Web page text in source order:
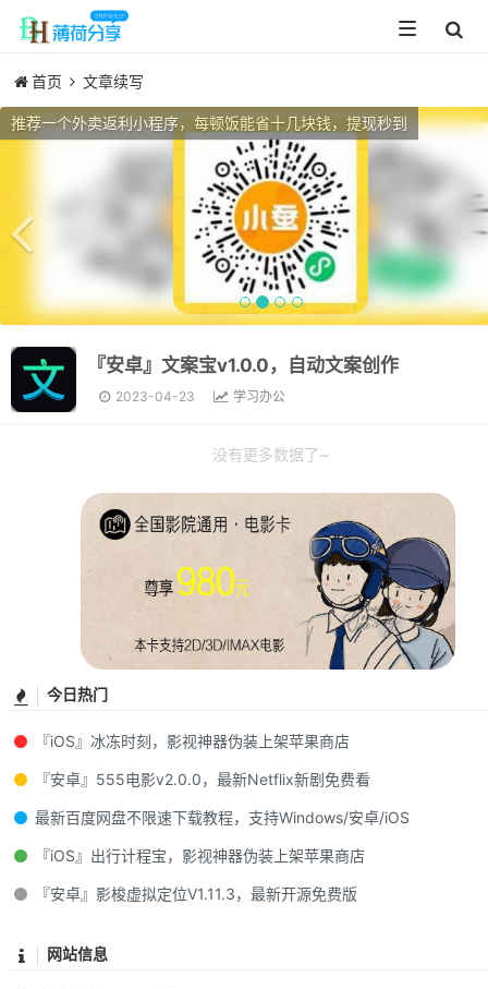
Toggle
navigation
首页 文章续写
推荐一个外卖返利小程序，每顿饭能省十几块钱，提现秒到
Previous
『安卓』文案宝v1.0.0，自动文案创作
2023-04-23 学习办公
没有更多数据了~
今日热门
『iOS』冰冻时刻，影视神器伪装上架苹果商店
『安卓』555电影v2.0.0，最新Netflix新剧免费看
最新百度网盘不限速下载教程，支持Windows/安卓/iOS
『iOS』出行计程宝，影视神器伪装上架苹果商店
『安卓』影梭虚拟定位V1.11.3，最新开源免费版
网站信息